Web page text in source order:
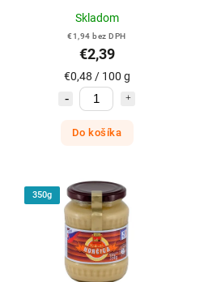
Skladom
€1,94 bez DPH
€2,39
€0,48 / 100 g
Do košíka
350g